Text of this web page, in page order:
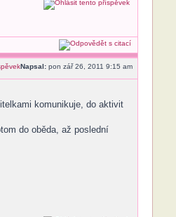
Napsal:pon zář 26, 2011 9:15 am
komunikuje, do aktivit
do oběda, až poslední